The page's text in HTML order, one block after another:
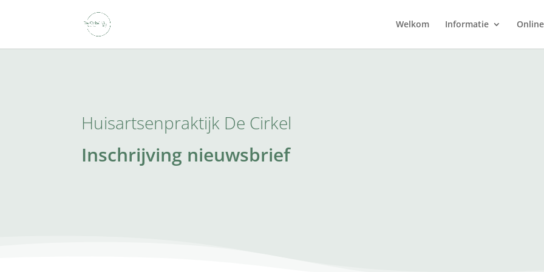
Welkom Informatie
Huisartsenpraktijk De Cirkel
Inschrijving nieuwsbrief